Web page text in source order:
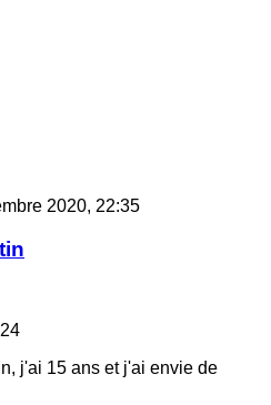
2020, 22:35
j'ai 15 ans et j'ai envie de